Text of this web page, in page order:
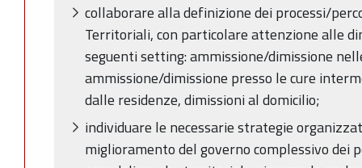
collaborare alla definizione dei processi/
Territoriali, con particolare attenzione alle
seguenti setting: ammissione/dimissione
ammissione/dimissione presso le cure
dalle residenze, dimissioni al domicilio;
individuare le necessarie strategie
miglioramento del governo complessivo dei